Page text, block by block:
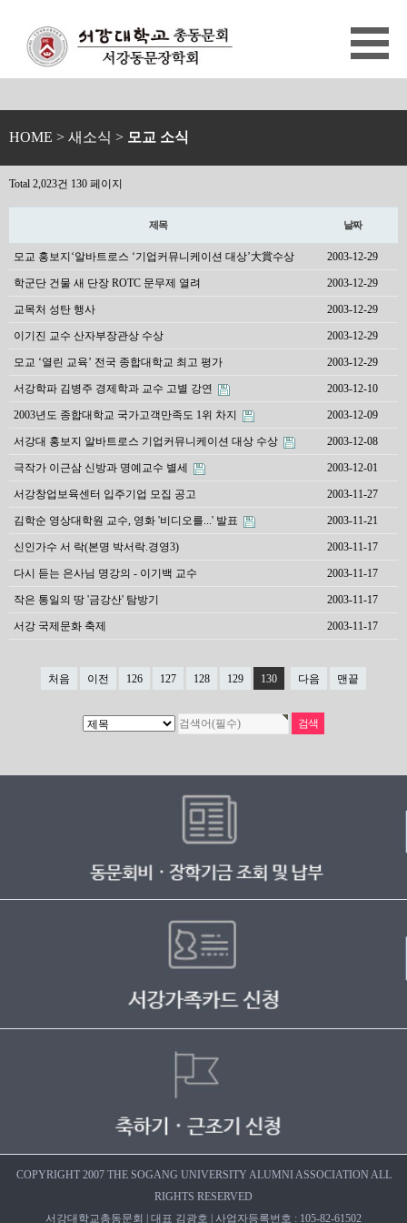
HOME > 새소식 > 모교 소식
Total 2,023건 130 페이지
제목 날짜
모교 홍보지‘알바트로스 ‘기업커뮤니케이션 대상’大賞수상 2003-12-29
학군단 건물 새 단장 ROTC 문무제 열려 2003-12-29
교목처 성탄 행사 2003-12-29
이기진 교수 산자부장관상 수상 2003-12-29
모교 ‘열린 교육’ 전국 종합대학교 최고 평가 2003-12-29
서강학파 김병주 경제학과 교수 고별 강연 2003-12-10
2003년도 종합대학교 국가고객만족도 1위 차지 2003-12-09
서강대 홍보지 알바트로스 기업커뮤니케이션 대상 수상 2003-12-08
극작가 이근삼 신방과 명예교수 별세 2003-12-01
서강창업보육센터 입주기업 모집 공고 2003-11-27
김학순 영상대학원 교수, 영화 '비디오를...' 발표 2003-11-21
신인가수 서 락(본명 박서락.경영3) 2003-11-17
다시 듣는 은사님 명강의 - 이기백 교수 2003-11-17
작은 통일의 땅 '금강산' 탐방기 2003-11-17
서강 국제문화 축제 2003-11-17
처음 이전 126 127 128 129 130 다음 맨끝
COPYRIGHT 2007 THE SOGANG UNIVERSITY ALUMNI ASSOCIATION ALL
RIGHTS RESERVED
서강대학교총동문회 | 대표 김광호 | 사업자등록번호 : 105-82-61502